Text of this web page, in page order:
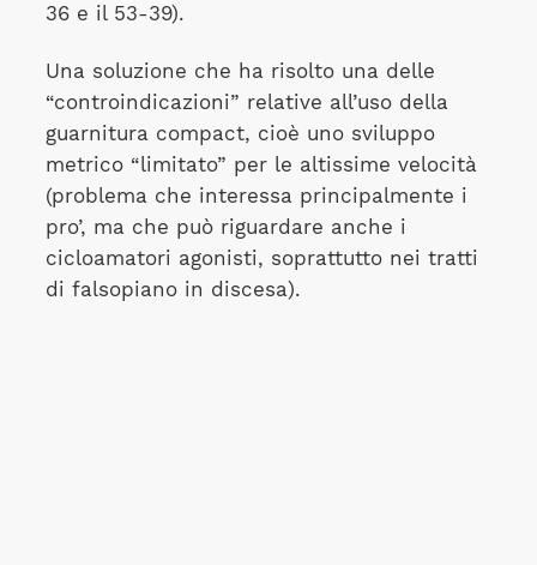
36 e il 53-39).
Una soluzione che ha risolto una delle
“controindicazioni” relative all’uso della
guarnitura compact, cioè uno sviluppo
metrico “limitato” per le altissime velocità
(problema che interessa principalmente i
pro’, ma che può riguardare anche i
cicloamatori agonisti, soprattutto nei tratti
di falsopiano in discesa).